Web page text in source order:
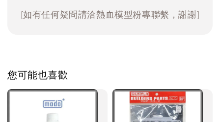
[如有任何疑問請洽熱血模型粉專聯繫，謝謝]
您可能也喜歡